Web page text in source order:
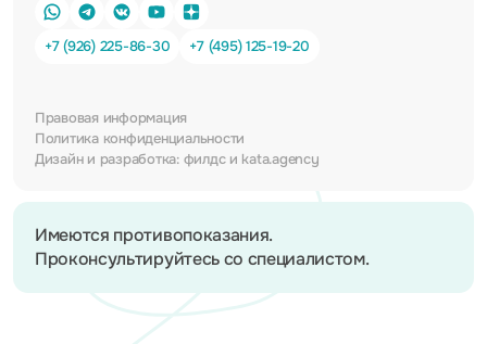
+7 (926) 225-86-30 +7 (495) 125-19-20
Правовая информация
Политика конфиденциальности
Дизайн и разработка: филдси kata.agency
Имеются противопоказания.
Проконсультируйтесь со специалистом.